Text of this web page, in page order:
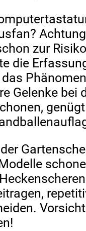
zur
die
Gelenke bei